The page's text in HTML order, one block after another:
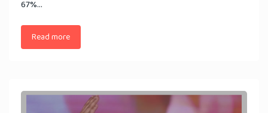
67%...
Read more